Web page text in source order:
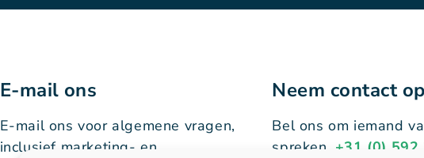
E-mail ons
E-mail ons voor algemene vragen,
inclusief marketing- en
Neem contact op
Bel ons om iemand
spreken. +31 (0) 592